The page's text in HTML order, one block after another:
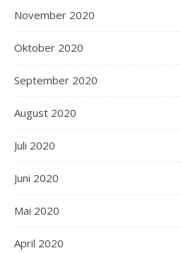
November 2020
Oktober 2020
September 2020
August 2020
Juli 2020
Juni 2020
Mai 2020
April 2020